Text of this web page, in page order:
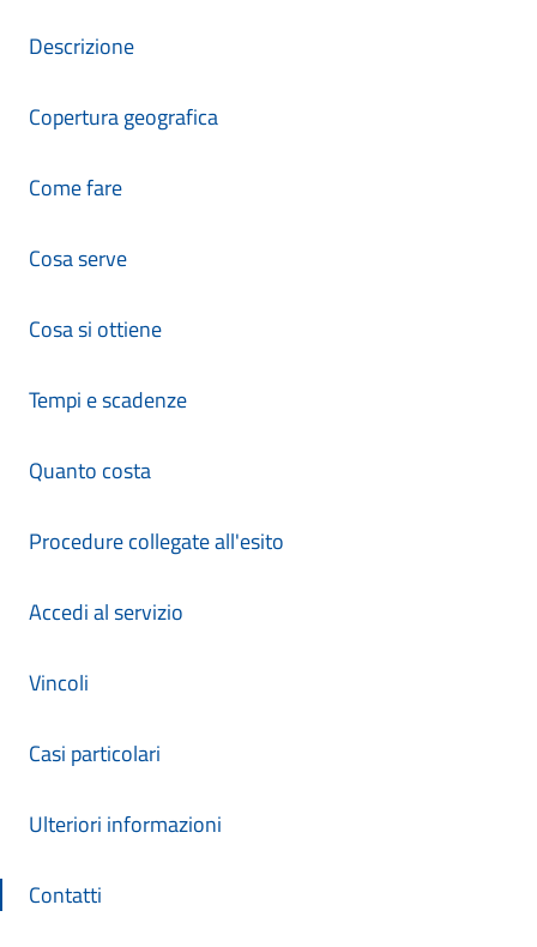
Descrizione
Copertura geografica
Come fare
Cosa serve
Cosa si ottiene
Tempi e scadenze
Quanto costa
Procedure collegate all'esito
Accedi al servizio
Vincoli
Casi particolari
Ulteriori informazioni
Contatti